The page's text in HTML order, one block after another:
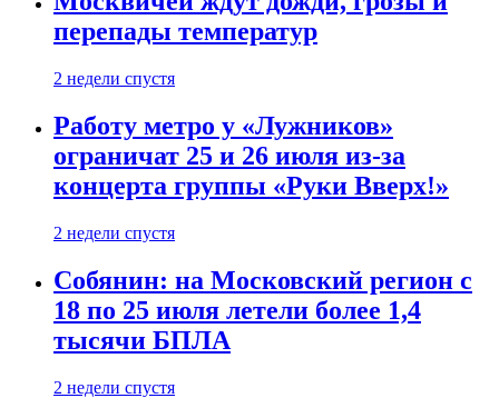
перепады температур
2 недели спустя
Работу метро у «Лужников»
ограничат 25 и 26 июля из-за
концерта группы «Руки Вверх!»
2 недели спустя
Собянин: на Московский регион с
18 по 25 июля летели более 1,4
тысячи БПЛА
2 недели спустя